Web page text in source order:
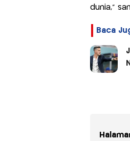
dunia,”
Baca